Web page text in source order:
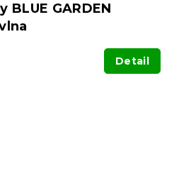
GARDEN
Detail